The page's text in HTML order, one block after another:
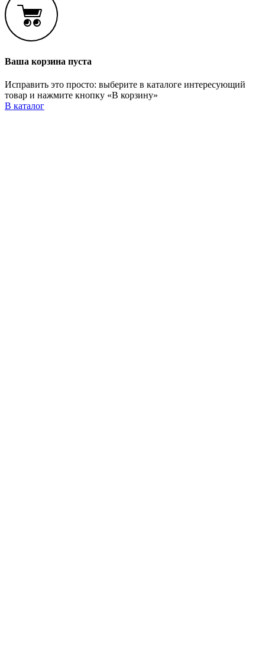
Ваша корзина пуста
Исправить это просто: выберите в каталоге интересующий
товар и нажмите кнопку «В корзину»
В каталог